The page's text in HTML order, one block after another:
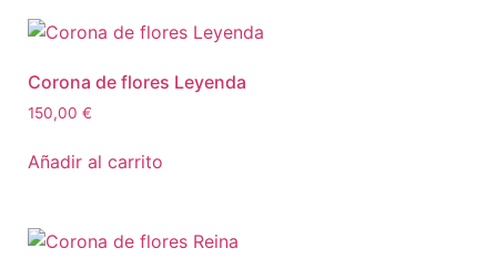
Corona de flores Leyenda
150,00 €
Añadir al carrito